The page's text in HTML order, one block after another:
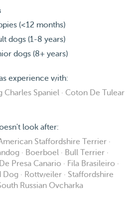
(<12 months)
dogs (1-8 years)
dogs (8+ years)
experience with:
Charles Spaniel · Coton De Tulear
look after:
Staffordshire Terrier ·
· Boerboel · Bull Terrier ·
Presa Canario · Fila Brasileiro ·
Dog · Rottweiler · Staffordshire
Russian Ovcharka